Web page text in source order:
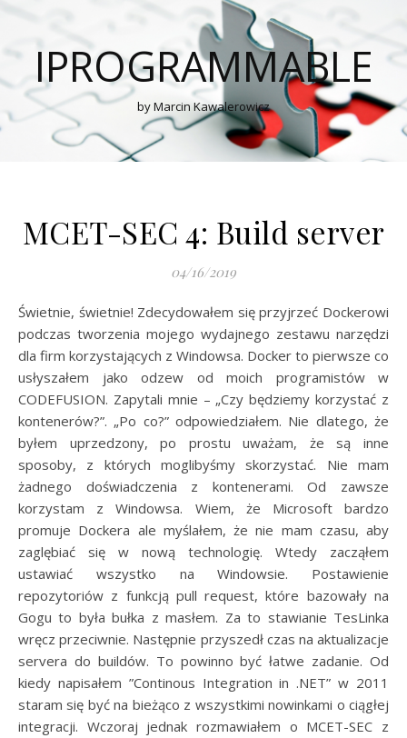
IPROGRAMMABLE
by Marcin Kawalerowicz
MCET-SEC 4: Build server
04/16/2019
Świetnie, świetnie! Zdecydowałem się przyjrzeć Dockerowi
podczas tworzenia mojego wydajnego zestawu narzędzi
dla firm korzystających z Windowsa. Docker to pierwsze co
usłyszałem jako odzew od moich programistów w
CODEFUSION. Zapytali mnie – „Czy będziemy korzystać z
kontenerów?”. „Po co?” odpowiedziałem. Nie dlatego, że
byłem uprzedzony, po prostu uważam, że są inne
sposoby, z których moglibyśmy skorzystać. Nie mam
żadnego doświadczenia z kontenerami. Od zawsze
korzystam z Windowsa. Wiem, że Microsoft bardzo
promuje Dockera ale myślałem, że nie mam czasu, aby
zaglębiać się w nową technologię. Wtedy zacząłem
ustawiać wszystko na Windowsie. Postawienie
repozytoriów z funkcją pull request, które bazowały na
Gogu to była bułka z masłem. Za to stawianie TesLinka
wręcz przeciwnie. Następnie przyszedł czas na aktualizacje
servera do buildów. To powinno być łatwe zadanie. Od
kiedy napisałem ”Continous Integration in .NET” w 2011
staram się być na bieżąco z wszystkimi nowinkami o ciągłej
integracji. Wczoraj jednak rozmawiałem o MCET-SEC z